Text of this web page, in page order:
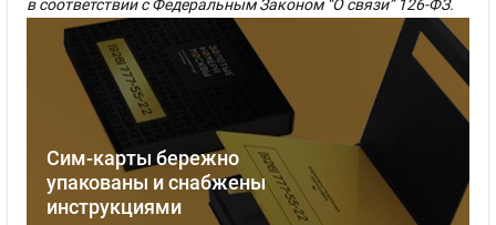
Сим-карты бережно
упакованы и снабжены
инструкциями
в соответствии с Федеральным Законом “О связи” 126-ФЗ.